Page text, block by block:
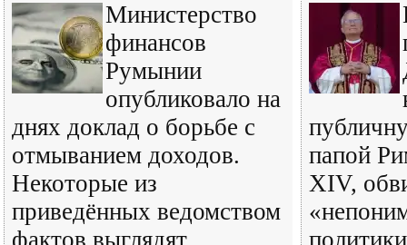
Министерство
финансов
Румынии
опубликовало на
днях доклад о борьбе с
отмыванием доходов.
Некоторые из
приведённых ведомством
фактов выглядят
папой
XIV,